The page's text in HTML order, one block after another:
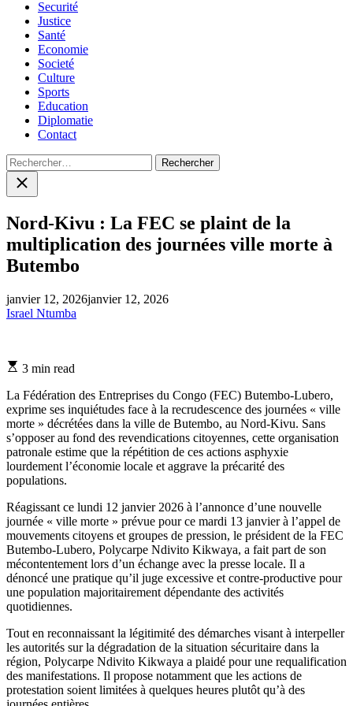
Securité
Justice
Santé
Economie
Societé
Culture
Sports
Education
Diplomatie
Contact
Rechercher :
Close
search
Nord-Kivu : La FEC se plaint de la
multiplication des journées ville morte à
Butembo
janvier 12, 2026janvier 12, 2026
Israel Ntumba
Estimated
time
3 min read
La Fédération des Entreprises du Congo (FEC) Butembo-Lubero,
exprime ses inquiétudes face à la recrudescence des journées « ville
morte » décrétées dans la ville de Butembo, au Nord-Kivu. Sans
s’opposer au fond des revendications citoyennes, cette organisation
patronale estime que la répétition de ces actions asphyxie
lourdement l’économie locale et aggrave la précarité des
populations.
Réagissant ce lundi 12 janvier 2026 à l’annonce d’une nouvelle
journée « ville morte » prévue pour ce mardi 13 janvier à l’appel de
mouvements citoyens et groupes de pression, le président de la FEC
Butembo-Lubero, Polycarpe Ndivito Kikwaya, a fait part de son
mécontentement lors d’un échange avec la presse locale. Il a
dénoncé une pratique qu’il juge excessive et contre-productive pour
une population majoritairement dépendante des activités
quotidiennes.
Tout en reconnaissant la légitimité des démarches visant à interpeller
les autorités sur la dégradation de la situation sécuritaire dans la
région, Polycarpe Ndivito Kikwaya a plaidé pour une requalification
des manifestations. Il propose notamment que les actions de
protestation soient limitées à quelques heures plutôt qu’à des